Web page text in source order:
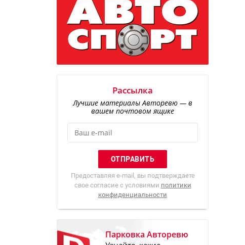
Рассылка
Лучшие материалы Авторевю — в
вашем почтовом ящике
Предоставляя e-mail, вы подтверждаете
свое согласие с условиями политики
конфиденциальности
Парковка Авторевю